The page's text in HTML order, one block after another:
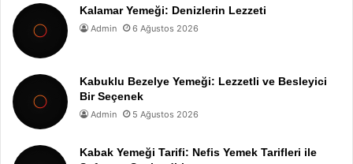
Kalamar Yemeği: Denizlerin Lezzeti
Admin 6 Ağustos 2026
Kabuklu Bezelye Yemeği: Lezzetli ve Besleyici
Bir Seçenek
Admin 5 Ağustos 2026
Kabak Yemeği Tarifi: Nefis Yemek Tarifleri ile